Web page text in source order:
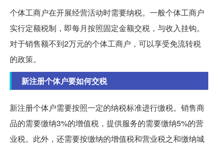
个体工商户在开展经营活动时需要纳税。一般个体工商户
实行定额税制，即每月按照固定金额交税，与收入挂钩。
对于销售额不到2万元的个体工商户，可以享受免流转税
的政策。
新注册个体户要如何交税
新注册个体户需要按照一定的纳税标准进行缴税。销售商
品的需要缴纳3%的增值税，提供服务的需要缴纳5%的营
业税。此外，还需要按缴纳的增值税和营业税之和缴纳城